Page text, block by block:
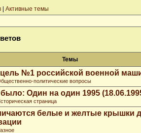
Активные темы
Темы
цель №1 российской военной
политические вопросы
было: Один на один 1995
страница
белые и желтые крышки